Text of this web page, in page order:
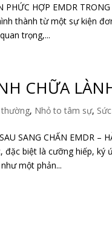
PHỨC HỢP EMDR
thành từ một sự kiện
trọng,...
CHỮA
thường, Nhỏ to tâm sự,
SANG CHẤN EMDR –
đặc biệt là cưỡng hiếp,
một phản...